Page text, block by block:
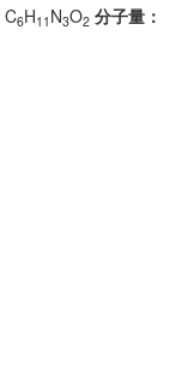
C6H11 N3O2 分子量：